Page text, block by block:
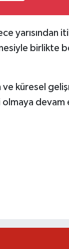
yarısından
birlikte
küresel
olmaya